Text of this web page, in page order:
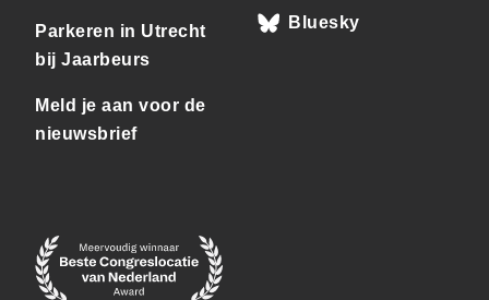
Parkeren in Utrecht
bij Jaarbeurs
Meld je aan voor de
nieuwsbrief
Bluesky